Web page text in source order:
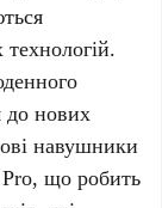
до нових
навушники
, що робить